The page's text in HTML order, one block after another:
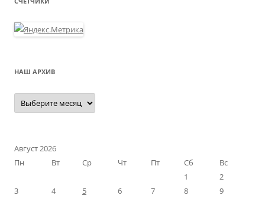
НАШ АРХИВ
Наш
архив
Август 2026
Пн
Вт Ср Чт Пт Сб
Вс
1
2
3
4 5 6 7 8
9